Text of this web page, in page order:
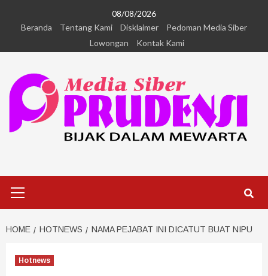
08/08/2026
Beranda
Tentang Kami Disklaimer
Pedoman Media Siber
Lowongan
Kontak Kami
HOME HOTNEWS NAMA PEJABAT INI DICATUT BUAT NIPU
Hotnews